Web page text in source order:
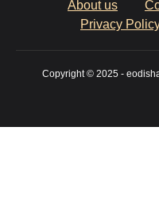
About us
Privacy
Copyright © 2025 -